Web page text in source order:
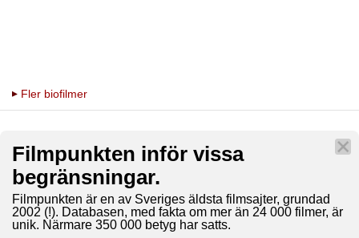
Fler biofilmer
Filmpunkten inför vissa
begränsningar.
Filmpunkten är en av Sveriges äldsta filmsajter, grundad
2002 (!). Databasen, med fakta om mer än 24 000 filmer, är
unik. Närmare 350 000 betyg har satts.